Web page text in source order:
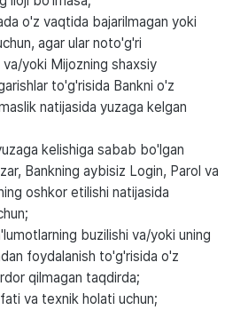
o'z vaqtida bajarilmagan yoki
agar ular noto'g'ri
yoki Mijozning shaxsiy
to'g'risida Bankni o'z
natijasida yuzaga kelgan
kelishiga sabab bo'lgan
Bankning aybisiz Login, Parol va
oshkor etilishi natijasida
buzilishi va/yoki uning
foydalanish to'g'risida o'z
qilmagan taqdirda;
va texnik holati uchun;